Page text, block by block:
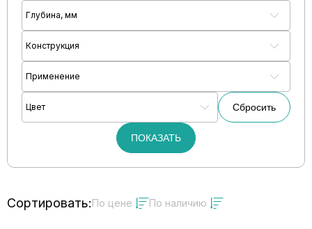
Глубина, мм
Конструкция
Применение
Цвет Сбросить
ПОКАЗАТЬ
Сортировать:По цене По наличию